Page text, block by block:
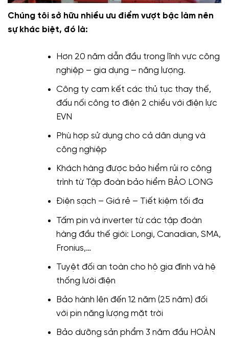
Chúng tôi sở hữu nhiều ưu điểm vượt bậc làm nên
sự khác biệt, đó là:
Hơn 20 năm dẫn đầu trong lĩnh vực công
nghiệp – gia dụng – năng lượng.
Công ty cam kết các thủ tục thay thế,
đấu nối công tơ điện 2 chiều với điện lực
EVN
Phù hợp sử dụng cho cả dân dụng và
công nghiệp
Khách hàng được bảo hiểm rủi ro công
trình từ Tập đoàn bảo hiểm BẢO LONG
Điện sạch – Giá rẻ – Tiết kiệm tối đa
Tấm pin và inverter từ các tập đoàn
hàng đầu thế giới: Longi, Canadian, SMA,
Fronius,…
Tuyệt đối an toàn cho hộ gia đình và hệ
thống lưới điện
Bảo hành lên đến 12 năm (25 năm) đối
với pin năng lượng mặt trời
Bảo dưỡng sản phẩm 3 năm đầu HOÀN